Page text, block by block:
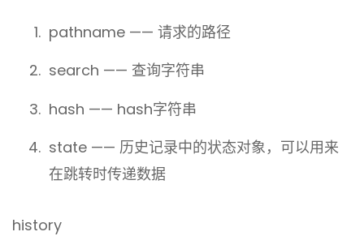
pathname —— 请求的路径
search —— 查询字符串
hash —— hash字符串
state —— 历史记录中的状态对象，可以用来
在跳转时传递数据
history